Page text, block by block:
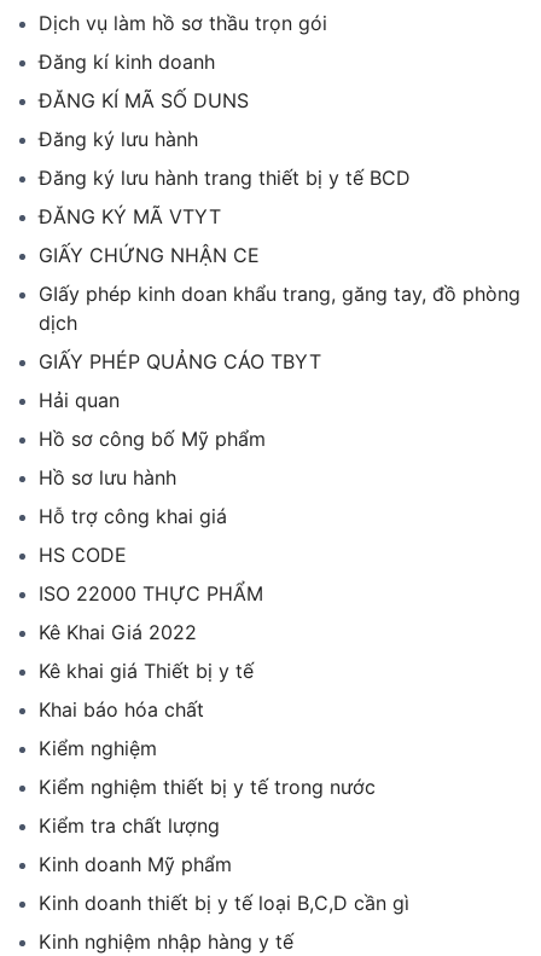
Dịch vụ làm hồ sơ thầu trọn gói
Đăng kí kinh doanh
ĐĂNG KÍ MÃ SỐ DUNS
Đăng ký lưu hành
Đăng ký lưu hành trang thiết bị y tế BCD
ĐĂNG KÝ MÃ VTYT
GIẤY CHỨNG NHẬN CE
GIấy phép kinh doan khẩu trang, găng tay, đồ phòng
dịch
GIẤY PHÉP QUẢNG CÁO TBYT
Hải quan
Hồ sơ công bố Mỹ phẩm
Hồ sơ lưu hành
Hỗ trợ công khai giá
HS CODE
ISO 22000 THỰC PHẨM
Kê Khai Giá 2022
Kê khai giá Thiết bị y tế
Khai báo hóa chất
Kiểm nghiệm
Kiểm nghiệm thiết bị y tế trong nước
Kiểm tra chất lượng
Kinh doanh Mỹ phẩm
Kinh doanh thiết bị y tế loại B,C,D cần gì
Kinh nghiệm nhập hàng y tế